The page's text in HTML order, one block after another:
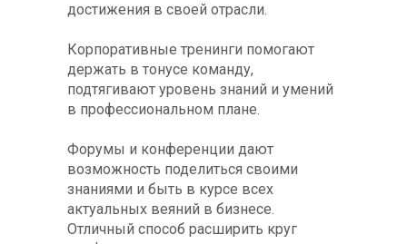
достижения в своей отрасли.
Корпоративные тренинги помогают
держать в тонусе команду,
подтягивают уровень знаний и умений
в профессиональном плане.
Форумы и конференции дают
возможность поделиться своими
знаниями и быть в курсе всех
актуальных веяний в бизнесе.
Отличный способ расширить круг